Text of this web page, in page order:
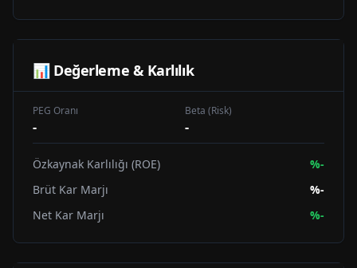
📊 Değerleme & Karlılık
PEG Oranı
-
Beta (Risk)
-
Özkaynak Karlılığı (ROE) %-
Brüt Kar Marjı
%-
Net Kar Marjı
%-